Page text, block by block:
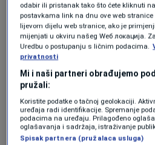
U Real
"izdajica" u
promijeniti
NOGOMET|8. maj.
"Očekuje nas
NOGOMET 8. maj.
Barbarić
Bosna, pa
obećanja:
odabir ili pristanak tako što ćete kliknuti
postavkama link na dnu ove web
lijevom dijelu web stranice, ako je
mijenjati u okviru našeg Wеб локација.
Uredbu o postupanju s ličnim podacima.
privatnosti
Mi i naši partneri obrađujemo
pružali:
Koristite podatke o tačnoj geolokaciji.
uređaja radi identifikacije. Spremanje
podacima na uređaju. Prilagođeno
oglašavanja i sadržaja, istraživanje
Spisak partnera (pružalaca usluga)